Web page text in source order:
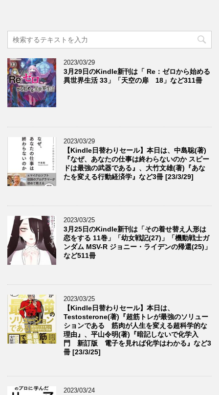
2023/03/29
3月29日のKindle新刊は「 Re：ゼロから始める
異世界生活 33」「天空の扉 18」など311冊
2023/03/29
【Kindle日替わりセール】本日は、中島聡(著)
『なぜ、あなたの仕事は終わらないのか スピー
ドは最強の武器である』、大竹文雄(著)『あな
たを変える行動経済学』など3冊 [23/3/29]
2023/03/25
3月25日のKindle新刊は「その着せ替え人形は
恋をする 11巻」「幼女戦記(27)」「機動戦士ガ
ンダム MSV-R ジョニー・ライデンの帰還(25)」
など511冊
2023/03/25
【Kindle日替わりセール】本日は、
Testosterone(著)『超筋トレが最強のソリュー
ションである 筋肉が人生を変える超科学的な
理由』、平山令明(著)『暗記しないで化学入
門 新訂版 電子を見れば化学はわかる』など3
冊 [23/3/25]
2023/03/24